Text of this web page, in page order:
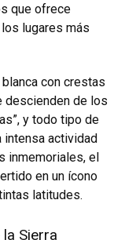
que ofrece
lugares más
con crestas
descienden de los
y todo tipo de
intensa actividad
inmemoriales, el
en un ícono
latitudes.
Sierra